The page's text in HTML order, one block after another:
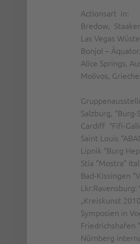
Actionsart in:
Bredow,
Las Vegas
Bonjol –
Alice Springs,
Molivos,
Salzburg,
Cardiff “Fifi-
Saint Louis
Lipnik “Burg
Stia “Mostra”
Bad-Kissingen
„Kreiskunst
Symposien in
Friedrichshafen
Nürnberg